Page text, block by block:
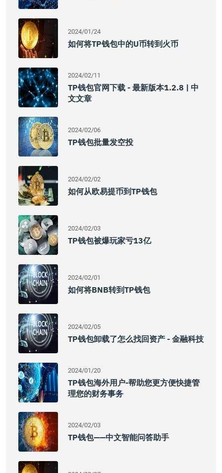
2024/01/24
如何将TP钱包中的U币转到火币
2024/02/11
TP钱包官网下载 - 最新版本1.2.8 | 中
文文章
2024/02/06
TP钱包批量发空投
2024/02/02
如何从欧易提币到TP钱包
2024/02/03
TP钱包被爆玩家亏13亿
2024/02/01
如何将BNB转到TP钱包
2024/02/05
TP钱包卸载了怎么找回资产 - 金融科技
2024/01/20
TP钱包海外用户-帮助您更方便快捷管
理您的财务事务
2024/02/03
TP钱包——中文智能问答助手